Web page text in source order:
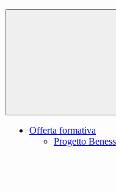
Offerta formativa
Progetto